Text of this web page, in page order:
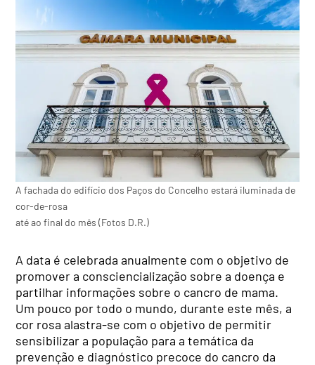
A fachada do edifício dos Paços do Concelho estará iluminada de
cor-de-rosa
até ao final do mês (Fotos D.R.)
A data é celebrada anualmente com o objetivo de
promover a consciencialização sobre a doença e
partilhar informações sobre o cancro de mama.
Um pouco por todo o mundo, durante este mês, a
cor rosa alastra-se com o objetivo de permitir
sensibilizar a população para a temática da
prevenção e diagnóstico precoce do cancro da